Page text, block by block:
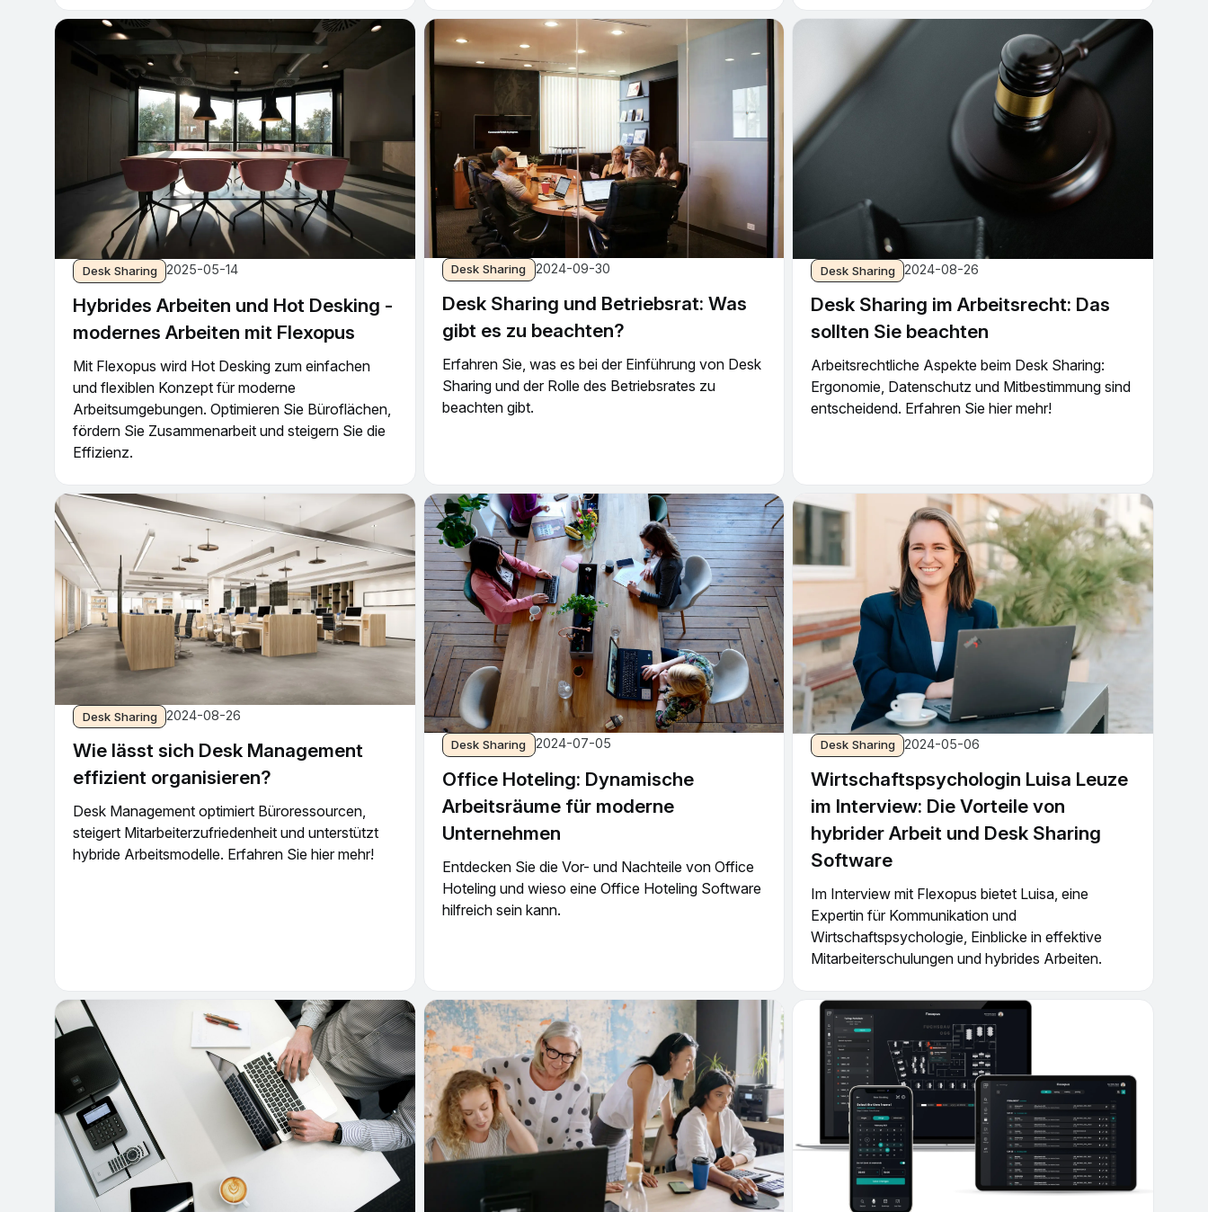
Desk Sharing 2025-05-14
Hybrides Arbeiten und Hot Desking -
modernes Arbeiten mit Flexopus
Mit Flexopus wird Hot Desking zum einfachen
und flexiblen Konzept für moderne
Arbeitsumgebungen. Optimieren Sie Büroflächen,
fördern Sie Zusammenarbeit und steigern Sie die
Effizienz.
Desk Sharing 2024-09-30
Desk Sharing und Betriebsrat: Was
gibt es zu beachten?
Erfahren Sie, was es bei der Einführung von Desk
Sharing und der Rolle des Betriebsrates zu
beachten gibt.
Desk Sharing 2024-08-26
Desk Sharing im Arbeitsrecht: Das
sollten Sie beachten
Arbeitsrechtliche Aspekte beim Desk Sharing:
Ergonomie, Datenschutz und Mitbestimmung sind
entscheidend. Erfahren Sie hier mehr!
Desk Sharing 2024-08-26
Wie lässt sich Desk Management
effizient organisieren?
Desk Management optimiert Büroressourcen,
steigert Mitarbeiterzufriedenheit und unterstützt
hybride Arbeitsmodelle. Erfahren Sie hier mehr!
Desk Sharing 2024-07-05
Office Hoteling: Dynamische
Arbeitsräume für moderne
Unternehmen
Entdecken Sie die Vor- und Nachteile von Office
Hoteling und wieso eine Office Hoteling Software
hilfreich sein kann.
Desk Sharing 2024-05-06
Wirtschaftspsychologin Luisa Leuze
im Interview: Die Vorteile von
hybrider Arbeit und Desk Sharing
Software
Im Interview mit Flexopus bietet Luisa, eine
Expertin für Kommunikation und
Wirtschaftspsychologie, Einblicke in effektive
Mitarbeiterschulungen und hybrides Arbeiten.